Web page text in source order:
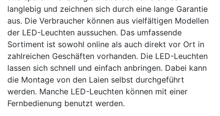
langlebig und zeichnen sich durch eine lange Garantie
aus. Die Verbraucher können aus vielfältigen Modellen
der LED-Leuchten aussuchen. Das umfassende
Sortiment ist sowohl online als auch direkt vor Ort in
zahlreichen Geschäften vorhanden. Die LED-Leuchten
lassen sich schnell und einfach anbringen. Dabei kann
die Montage von den Laien selbst durchgeführt
werden. Manche LED-Leuchten können mit einer
Fernbedienung benutzt werden.